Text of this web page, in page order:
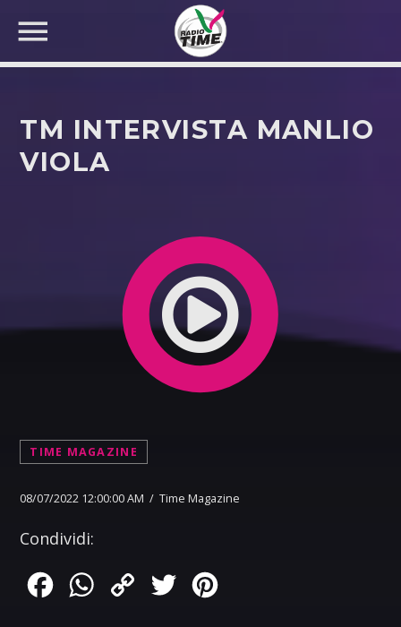
TM INTERVISTA MANLIO
VIOLA
TIME MAGAZINE
08/07/2022 12:00:00 AM / Time Magazine
Condividi:
FacebookWhatsApp
Copy
Twitter